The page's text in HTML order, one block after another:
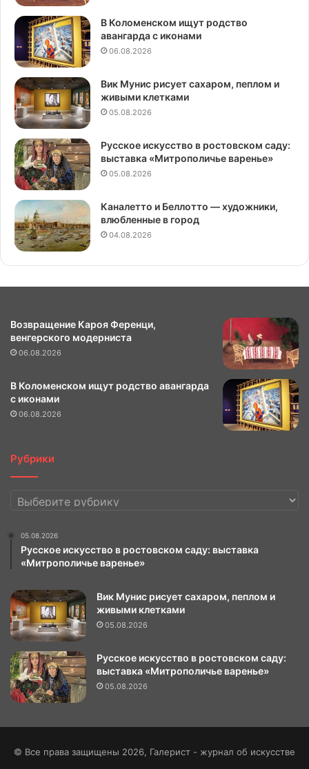
В Коломенском ищут родство
авангарда с иконами
06.08.2026
Вик Мунис рисует сахаром, пеплом и
живыми клетками
05.08.2026
Русское искусство в ростовском саду:
выставка «Митрополичье варенье»
05.08.2026
Каналетто и Беллотто — художники,
влюбленные в город
04.08.2026
Возвращение Кароя Ференци,
венгерского модерниста
06.08.2026
В Коломенском ищут родство авангарда
с иконами
06.08.2026
Рубрики
Рубрики
05.08.2026
Русское искусство в ростовском саду: выставка
«Митрополичье варенье»
Вик Мунис рисует сахаром, пеплом и
живыми клетками
05.08.2026
Русское искусство в ростовском саду:
выставка «Митрополичье варенье»
05.08.2026
© Все права защищены 2026, Галерист - журнал об искусстве